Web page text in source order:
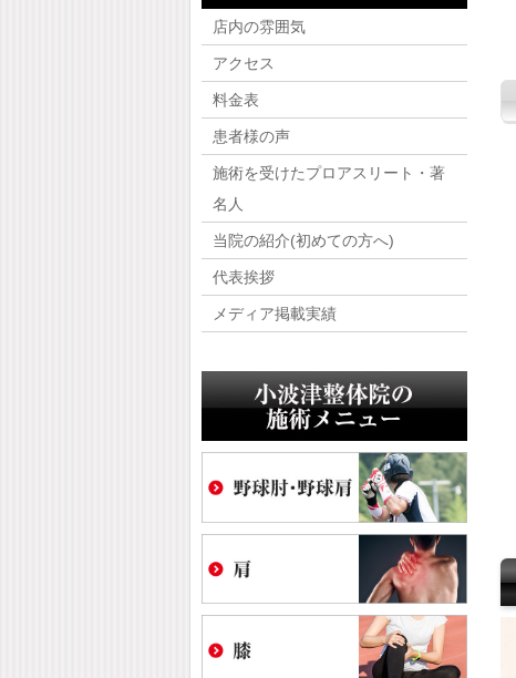
店内の雰囲気
アクセス
料金表
患者様の声
施術を受けたプロアスリート・著
名人
当院の紹介(初めての方へ)
代表挨拶
メディア掲載実績